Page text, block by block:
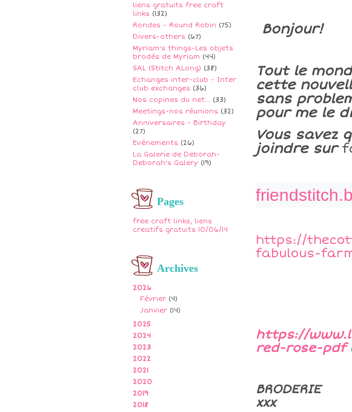
liens gratuits free craft
links (132)
Rondes - Round Robin (75)
Divers-others (67)
Myriam's things-Les objets
brodés de Myriam (44)
SAL (Stitch ALong) (38)
Echanges inter-club - Inter
club exchanges (36)
Nos copines du net... (33)
Meetings-nos réunions (32)
Anniversaires - Birthday
(27)
Evénements (26)
La Galerie de Deborah-
Deborah's Galery (19)
Pages
free craft links, liens
creatifs gratuits 10/06/14
Archives
2026
Février (4)
Janvier (14)
2025
2024
2023
2022
2021
2020
2019
2018
Bonjour!
Tout le
cette
sans
pour me le
Vous savez
joindre sur
https://
fabulous-
https://
red-rose-pdf
BRODERIE
xxx